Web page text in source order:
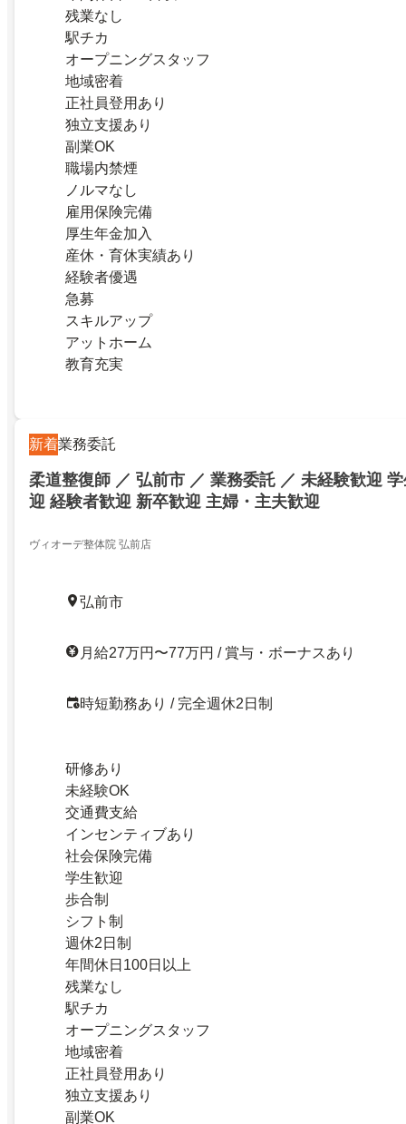
残業なし
駅チカ
オープニングスタッフ
地域密着
正社員登用あり
独立支援あり
副業OK
職場内禁煙
ノルマなし
雇用保険完備
厚生年金加入
産休・育休実績あり
経験者優遇
急募
スキルアップ
アットホーム
教育充実
新着業務委託
柔道整復師 ／ 弘前市 ／ 業務委託 ／ 未経験歓迎
迎 経験者歓迎 新卒歓迎 主婦・主夫歓迎
ヴィオーデ整体院 弘前店
弘前市
月給27万円〜77万円 / 賞与・ボーナスあり
時短勤務あり / 完全週休2日制
研修あり
未経験OK
交通費支給
インセンティブあり
社会保険完備
学生歓迎
歩合制
シフト制
週休2日制
年間休日100日以上
残業なし
駅チカ
オープニングスタッフ
地域密着
正社員登用あり
独立支援あり
副業OK